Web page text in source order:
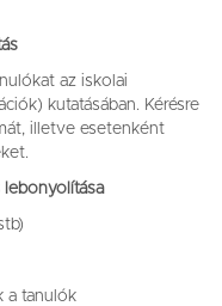
az iskolai
kutatásában. Kérésre
illetve esetenként
lebonyolítása
a tanulók